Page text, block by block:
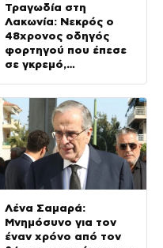
Τραγωδία στη
Λακωνία: Νεκρός ο
48χρονος οδηγός
φορτηγού που έπεσε
σε γκρεμό,
Λένα Σαμαρά:
Μνημόσυνο για τον
έναν χρόνο από τον